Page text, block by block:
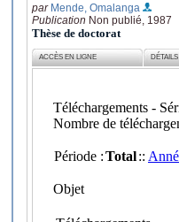
par Mende, Omalanga
Publication Non publié, 1987
Thèse de doctorat
ACCÈS EN LIGNE DÉTAILS